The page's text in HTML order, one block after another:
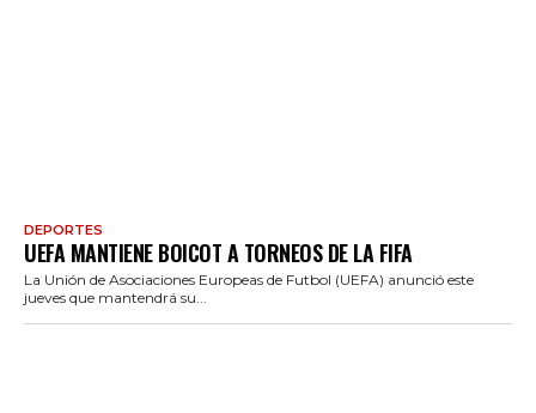
DEPORTES
UEFA MANTIENE BOICOT A TORNEOS DE LA FIFA
La Unión de Asociaciones Europeas de Futbol (UEFA) anunció este
jueves que mantendrá su...